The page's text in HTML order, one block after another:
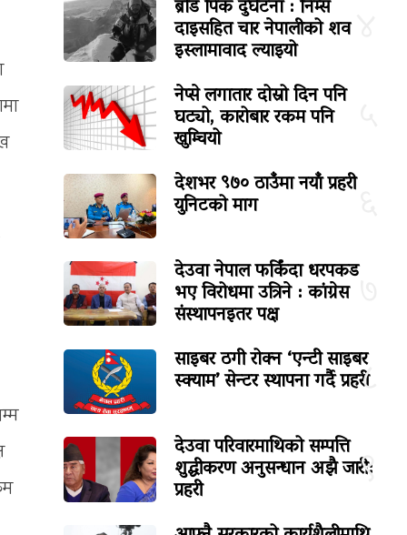
ब्रोड पिक दुर्घटना : निम्स
दाइसहित चार नेपालीको शव
इस्लामावाद ल्याइयो
नेप्से लगातार दोस्रो दिन पनि
घट्यो, कारोबार रकम पनि
खुम्चियो
देशभर ९७० ठाउँमा नयाँ प्रहरी
युनिटको माग
७
देउवा नेपाल फर्किंदा धरपकड
भए विरोधमा उत्रिने : कांग्रेस
संस्थापनइतर पक्ष
८
साइबर ठगी रोक्न ‘एन्टी साइबर
स्क्याम’ सेन्टर स्थापना गर्दै प्रहरी
९
देउवा परिवारमाथिको सम्पत्ति
शुद्धीकरण अनुसन्धान अझै जारी:
प्रहरी